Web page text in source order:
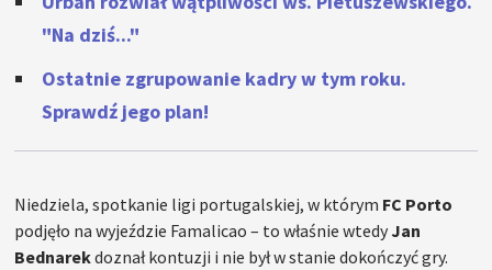
"Na dziś..."
Ostatnie zgrupowanie kadry w tym roku.
Sprawdź jego plan!
Niedziela, spotkanie ligi portugalskiej, w którym FC Porto
podjęło na wyjeździe Famalicao – to właśnie wtedyJan
Bednarekdoznał kontuzji i nie był w stanie dokończyć gry.